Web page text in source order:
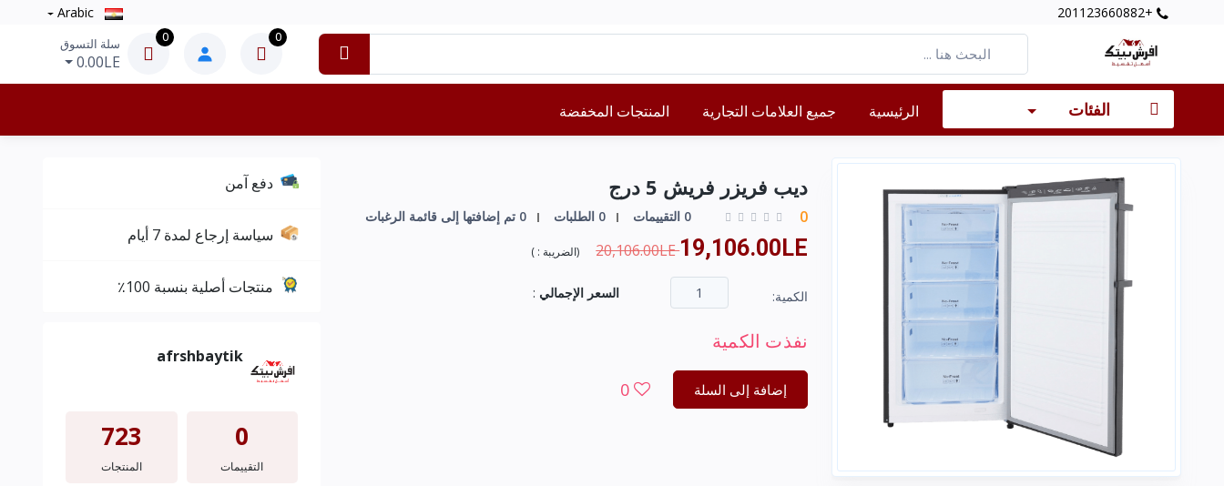
+201123660882
0
0 سلة التسوق
0.00LE
الفئات الرئيسية جميع العلامات التجارية المنتجات المخفضة
ديب فريزر فريش 5 درج
0 0 التقييمات 0 الطلبات 0 تم إضافتها إلى قائمة الرغبات
20,106.00LE19,106.00LE
(الضريبة : )
الكمية: السعر الإجمالي :
نفذت الكمية
إضافة إلى السلة 0
دفع آمن
سياسة إرجاع لمدة 7 أيام
منتجات أصلية بنسبة 100٪
afrshbaytik
0
التقييمات
723
المنتجات